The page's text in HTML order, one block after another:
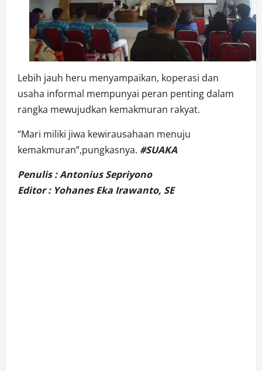
Lebih jauh heru menyampaikan, koperasi dan
usaha informal mempunyai peran penting dalam
rangka mewujudkan kemakmuran rakyat.
“Mari miliki jiwa kewirausahaan menuju
kemakmuran”,pungkasnya. #SUAKA
Penulis : Antonius Sepriyono
Editor : Yohanes Eka Irawanto, SE